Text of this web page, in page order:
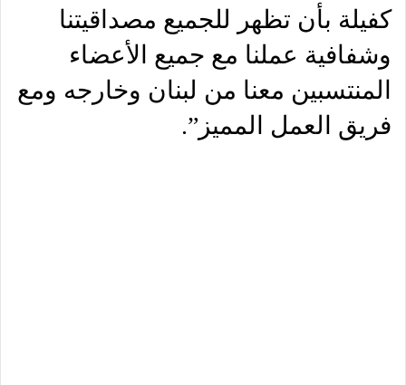
كفيلة بأن تظهر للجميع مصداقيتنا
وشفافية عملنا مع جميع الأعضاء
المنتسبين معنا من لبنان وخارجه ومع
فريق العمل المميز”.